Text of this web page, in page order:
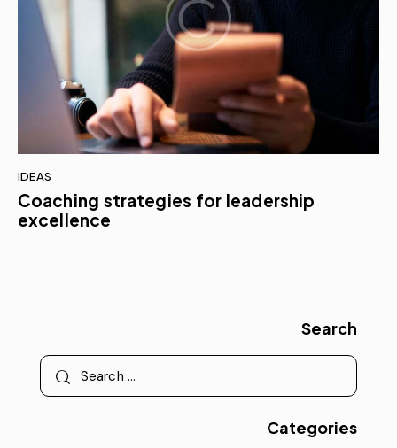
IDEAS
Coaching strategies for leadership
excellence
Search
Categories